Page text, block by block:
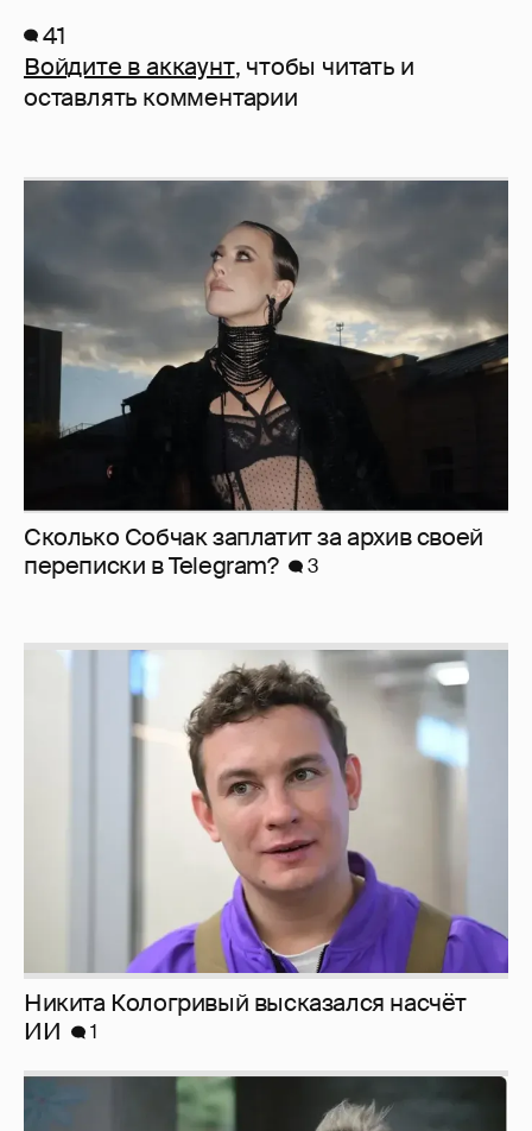
41
Войдите в аккаунт, чтобы читать и
оставлять комментарии
Сколько Собчак заплатит за архив своей
перeписки в Telegram?
3
Никита Кологривый высказался насчёт
ИИ
1